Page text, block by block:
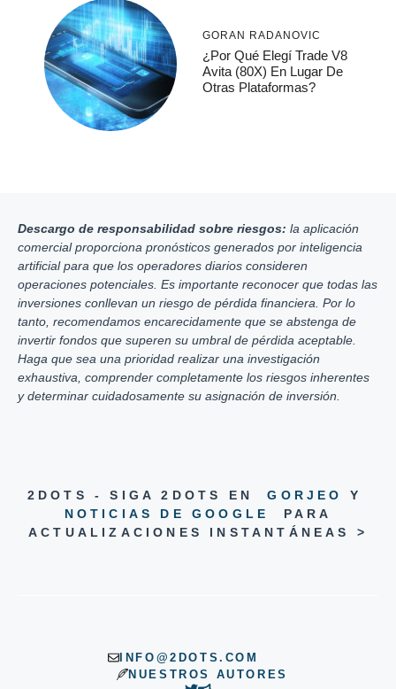
GORAN RADANOVIC
¿Por Qué Elegí Trade V8
Avita (80X) En Lugar De
Otras Plataformas?
Descargo de responsabilidad sobre riesgos: la aplicación
comercial proporciona pronósticos generados por inteligencia
artificial para que los operadores diarios consideren
operaciones potenciales. Es importante reconocer que todas las
inversiones conllevan un riesgo de pérdida financiera. Por lo
tanto, recomendamos encarecidamente que se abstenga de
invertir fondos que superen su umbral de pérdida aceptable.
Haga que sea una prioridad realizar una investigación
exhaustiva, comprender completamente los riesgos inherentes
y determinar cuidadosamente su asignación de inversión.
2DOTS - SIGA 2DOTS ENGORJEO
Y
NOTICIAS DE GOOGLE
PARA
ACTUALIZACIONES INSTANTÁNEAS >
INFO@2DOTS.COM
NUESTROS AUTORES